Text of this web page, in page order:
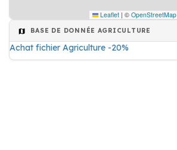
Leaflet | © OpenStreetMap
BASE DE DONNÉE AGRICULTURE
Achat fichier Agriculture -20%